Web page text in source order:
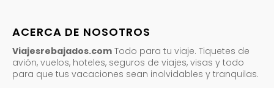
ACERCA DE NOSOTROS
Viajesrebajados.com Todo para tu viaje. Tiquetes de
avión, vuelos, hoteles, seguros de viajes, visas y todo
para que tus vacaciones sean inolvidables y tranquilas.